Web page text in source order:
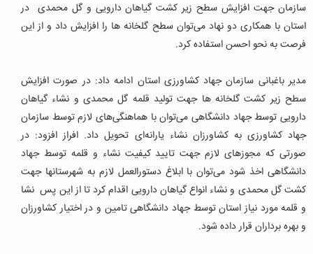
سازمان جهت افزایش سطح زیر کشت گیاهان دارویی و گل محمدی در
استان با همکاری دو نهاد می‌توان سطح گلخانه ها را افزایش داد و از این
فرصت به نحو احسن استفاده کرد.
مدیر باغبانی سازمان جهاد کشاورزی استان ادامه داد: در صورت افزایش
سطح زیر کشت گلخانه ها جهت تولید قلمه گل محمدی و نشاء گیاهان
دارویی توسط جهاد دانشگاهی می‌توان با هماهنگی‌های لازم توسط سازمان
جهاد کشاورزی به کشاورزان نشاء یارانه‌ای تحویل داد. افراز افزود: در
صورتی که مجوزهای لازم جهت تایید کیفیت نشاء و قلمه توسط جهاد
دانشگاهی اخذ شود می‌توان با ابلاغ دستورالعمل لازم به شهرستانها جهت
کشت گل محمدی و نشاء انواع گیاهان دارویی اقدام کرد تا از این پس نشا
و قلمه مورد نیاز استان توسط جهاد دانشگاهی تامین و در اختیار کشاورزان
و بهره برداران قرار داده شود.